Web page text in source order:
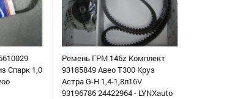
Спарк 1,0
Ремень ГРМ 146z Комплект
93185849 Авео Т300 Круз
Астра G-H 1,4-1,8л16V
93196786 24422964 - LYNXauto